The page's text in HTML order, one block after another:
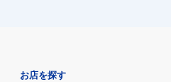
お店を探す